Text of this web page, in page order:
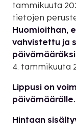
tammikuuta
tietojen
Huomioithan,
vahvistettu ja
päivämääräksi
4. tammikuuta
Lippusi on
päivämäärälle.
Hintaan